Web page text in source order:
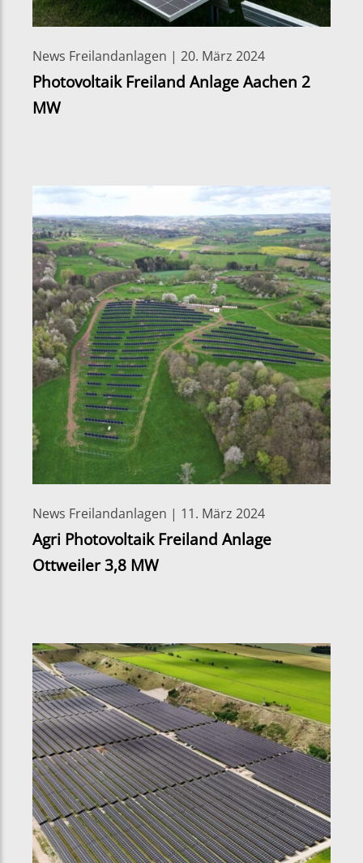
News Freilandanlagen | 20. März 2024
Photovoltaik Freiland Anlage Aachen 2
MW
News Freilandanlagen | 11. März 2024
Agri Photovoltaik Freiland Anlage
Ottweiler 3,8 MW